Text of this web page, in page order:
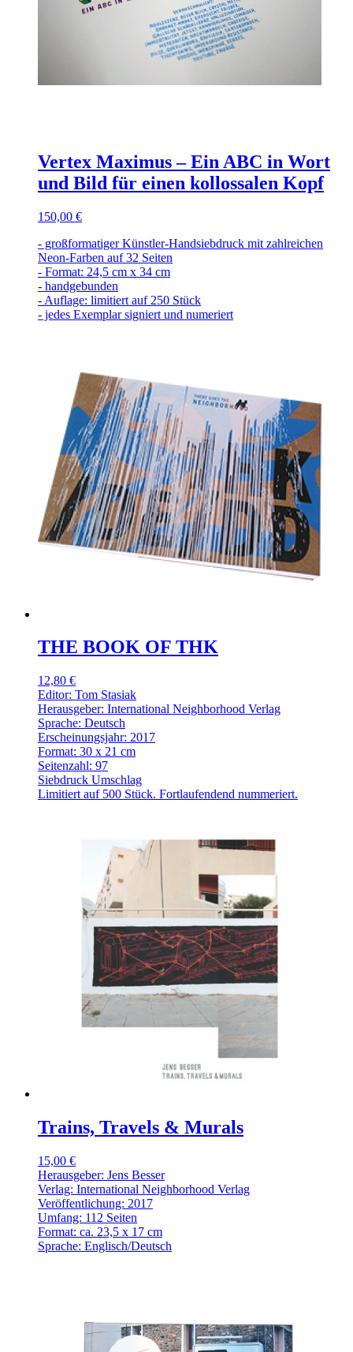
Vertex Maximus – Ein ABC in Wort
und Bild für einen kollossalen Kopf
150,00 €
- großformatiger Künstler-Handsiebdruck mit zahlreichen
Neon-Farben auf 32 Seiten
- Format: 24,5 cm x 34 cm
- handgebunden
- Auflage: limitiert auf 250 Stück
- jedes Exemplar signiert und numeriert
THE BOOK OF THK
12,80 €
Editor: Tom Stasiak
Herausgeber: International Neighborhood Verlag
Sprache: Deutsch
Erscheinungsjahr: 2017
Format: 30 x 21 cm
Seitenzahl: 97
Siebdruck Umschlag
Limitiert auf 500 Stück. Fortlaufendend nummeriert.
Trains, Travels & Murals
15,00 €
Herausgeber: Jens Besser
Verlag: International Neighborhood Verlag
Veröffentlichung: 2017
Umfang: 112 Seiten
Format: ca. 23,5 x 17 cm
Sprache: Englisch/Deutsch